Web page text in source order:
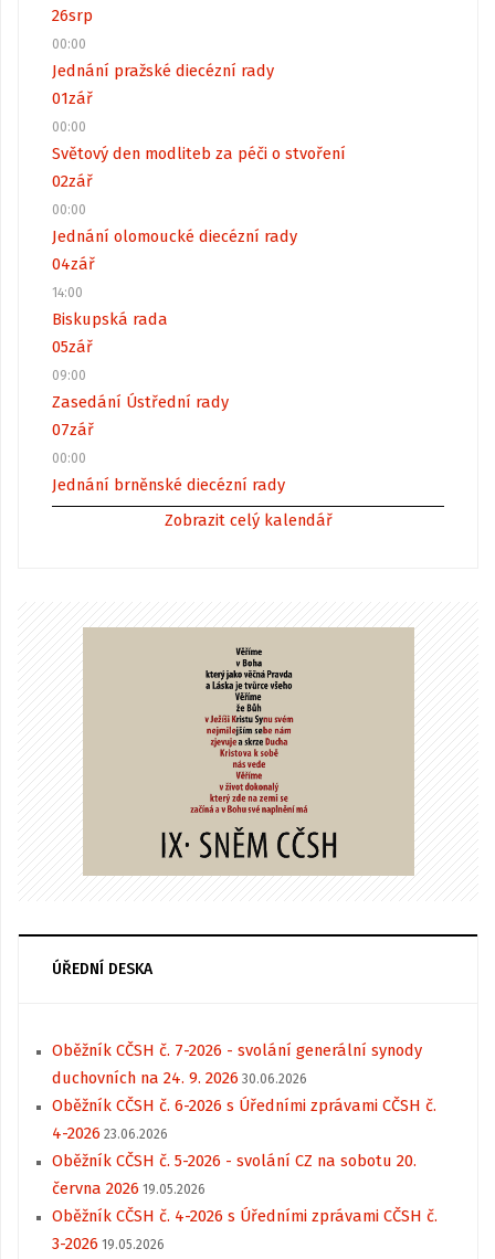
26srp
00:00
Jednání pražské diecézní rady
01zář
00:00
Světový den modliteb za péči o stvoření
02zář
00:00
Jednání olomoucké diecézní rady
04zář
14:00
Biskupská rada
05zář
09:00
Zasedání Ústřední rady
07zář
00:00
Jednání brněnské diecézní rady
Zobrazit celý kalendář
ÚŘEDNÍ DESKA
Oběžník CČSH č. 7-2026 - svolání generální synody
duchovních na 24. 9. 2026 30.06.2026
Oběžník CČSH č. 6-2026 s Úředními zprávami CČSH č.
4-2026 23.06.2026
Oběžník CČSH č. 5-2026 - svolání CZ na sobotu 20.
června 2026 19.05.2026
Oběžník CČSH č. 4-2026 s Úředními zprávami CČSH č.
3-2026 19.05.2026